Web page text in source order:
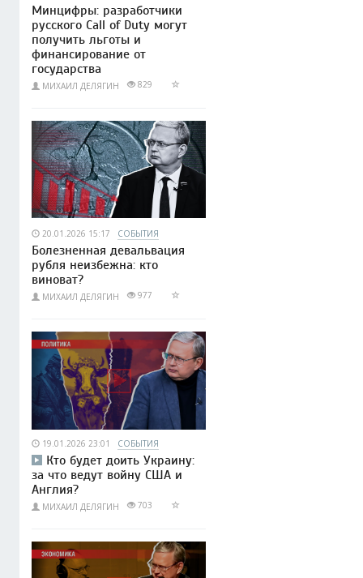
Минцифры: разработчики
русского Call of Duty могут
получить льготы и
финансирование от
государства
МИХАИЛ ДЕЛЯГИН 829
20.01.2026 15:17 СОБЫТИЯ
Болезненная девальвация
рубля неизбежна: кто
виноват?
МИХАИЛ ДЕЛЯГИН 977
19.01.2026 23:01 СОБЫТИЯ
Кто будет доить Украину:
за что ведут войну США и
Англия?
МИХАИЛ ДЕЛЯГИН 703